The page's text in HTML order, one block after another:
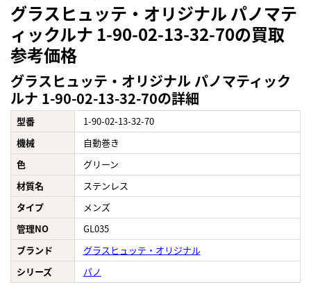
グラスヒュッテ・オリジナル パノマテ
ィックルナ 1-90-02-13-32-70の買取
参考価格
グラスヒュッテ・オリジナル パノマティック
ルナ 1-90-02-13-32-70の詳細
型番
1-90-02-13-32-70
機械
自動巻き
色
グリーン
材質名
ステンレス
タイプ
メンズ
管理NO
GL035
ブランド
グラスヒュッテ・オリジナル
シリーズ
パノ